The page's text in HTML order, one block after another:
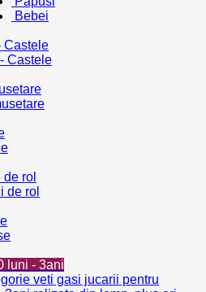
Bebei
Castele
Castele
rol
de rol
luni - 3ani
veti gasi jucarii pentru